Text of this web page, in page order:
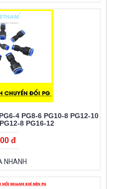
4 PG8-6 PG10-8 PG12-10
8 PG16-12
đ
NHANH